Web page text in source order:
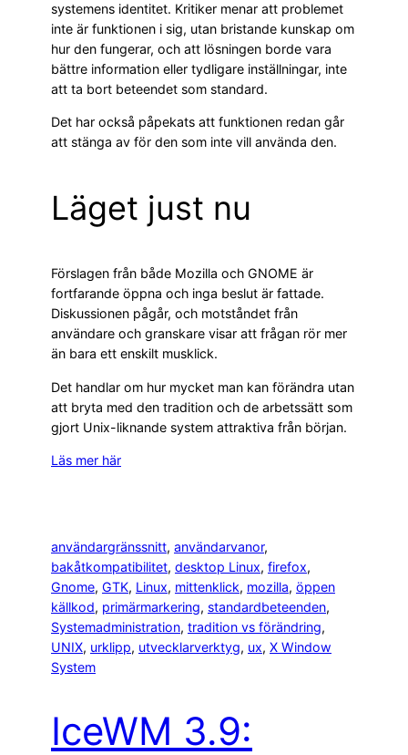
systemens identitet. Kritiker menar att problemet
inte är funktionen i sig, utan bristande kunskap om
hur den fungerar, och att lösningen borde vara
bättre information eller tydligare inställningar, inte
att ta bort beteendet som standard.
Det har också påpekats att funktionen redan går
att stänga av för den som inte vill använda den.
Läget just nu
Förslagen från både Mozilla och GNOME är
fortfarande öppna och inga beslut är fattade.
Diskussionen pågår, och motståndet från
användare och granskare visar att frågan rör mer
än bara ett enskilt musklick.
Det handlar om hur mycket man kan förändra utan
att bryta med den tradition och de arbetssätt som
gjort Unix-liknande system attraktiva från början.
Läs mer här
användargränssnitt, användarvanor
bakåtkompatibilitet, desktop Linux, firefox
Gnome, GTK, Linux, mittenklick, mozilla, öppen
källkod, primärmarkering, standardbeteenden
Systemadministration, tradition vs förändring
UNIX, urklipp, utvecklarverktyg, ux, X Window
System
IceWM 3.9: